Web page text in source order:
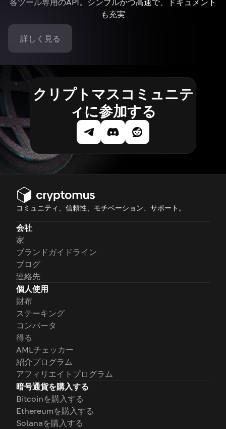
各ツール専用のAPI。シンプルかつ高速で、ドキュメント
も充実
詳しく見る
クリプトマスコミュニテ
ィに参加する
コミュニティ、信頼性、モチベーション、サポート。
会社
家
ブランドガイドライン
ブログ
連絡先
個人使用
財布
ステーキング
コンバータ
得る
AMLチェッカー
紹介プログラム
アフィリエイトプログラム
暗号通貨を購入する
Bitcoinを購入する
Ethereumを購入する
Solanaを購入する